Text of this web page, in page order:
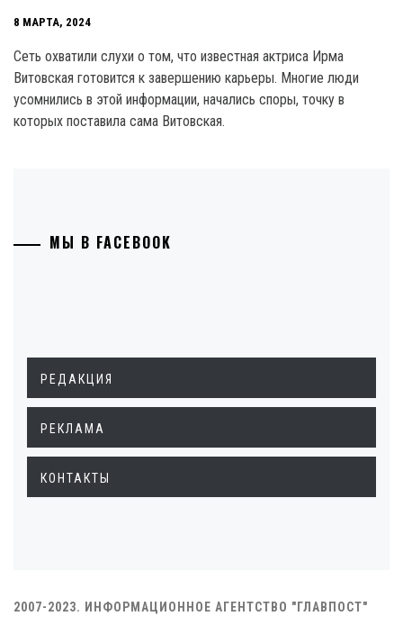
8 МАРТА, 2024
Сеть охватили слухи о том, что известная актриса Ирма
Витовская готовится к завершению карьеры. Многие люди
усомнились в этой информации, начались споры, точку в
которых поставила сама Витовская.
МЫ В FACEBOOK
РЕДАКЦИЯ
РЕКЛАМА
КОНТАКТЫ
2007-2023. ИНФОРМАЦИОННОЕ АГЕНТСТВО "ГЛАВПОСТ"